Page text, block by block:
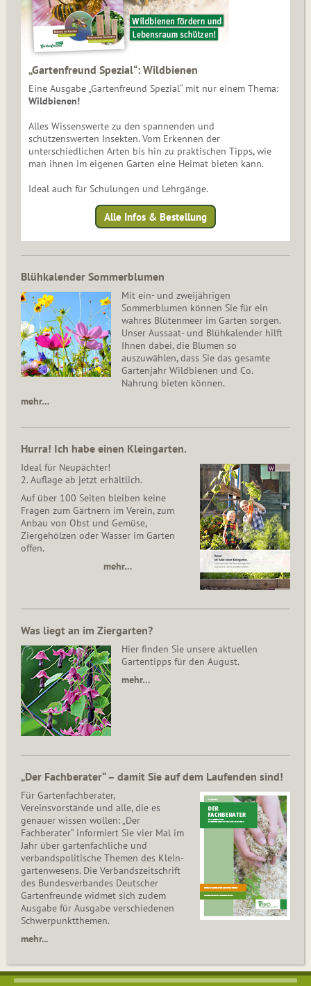
„Gartenfreund Spezial“: Wildbienen
Eine Ausgabe „Gartenfreund Spezial“ mit nur einem Thema:
Wildbienen!
Alles Wissenswerte zu den spannenden und
schützenswerten Insekten. Vom Erkennen der
unterschiedlichen Arten bis hin zu praktischen Tipps, wie
man ihnen im eigenen Garten eine Heimat bieten kann.
Ideal auch für Schulungen und Lehrgänge.
Alle Infos & Bestellung
Blühkalender Sommerblumen
Mit ein- und zweijährigen
Sommerblumen können Sie für ein
wahres Blütenmeer im Garten sorgen.
Unser Aussaat- und Blühkalender hilft
Ihnen dabei, die Blumen so
auszuwählen, dass Sie das gesamte
Gartenjahr Wildbienen und Co.
Nahrung bieten können.
mehr…
Hurra! Ich habe einen Kleingarten.
Ideal für Neupächter!
2. Auflage ab jetzt erhältlich.
Auf über 100 Seiten bleiben keine
Fragen zum Gärtnern im Verein, zum
Anbau von Obst und Gemüse,
Ziergehölzen oder Wasser im Garten
offen.
mehr…
Was liegt an im Ziergarten?
Hier finden Sie unsere aktuellen
Gartentipps für den August.
mehr…
„Der Fachberater“ – damit Sie auf dem Laufenden sind!
Für Gartenfachberater,
Vereinsvorstände und alle, die es
genauer wissen wollen: „Der
Fachberater“ informiert Sie vier Mal im
Jahr über gartenfachliche und
verbandspolitische Themen des Klein­
gar­ten­wesens. Die Ver­bands­zeit­schrift
des Bun­des­ver­ban­des Deutscher
Gartenfreunde widmet sich zudem
Ausgabe für Ausgabe verschiedenen
Schwer­punkt­the­men.
mehr...